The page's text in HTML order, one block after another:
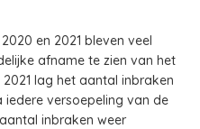
en 2021 bleven veel
afname te zien van het
lag het aantal inbraken
iedere versoepeling van de
inbraken weer